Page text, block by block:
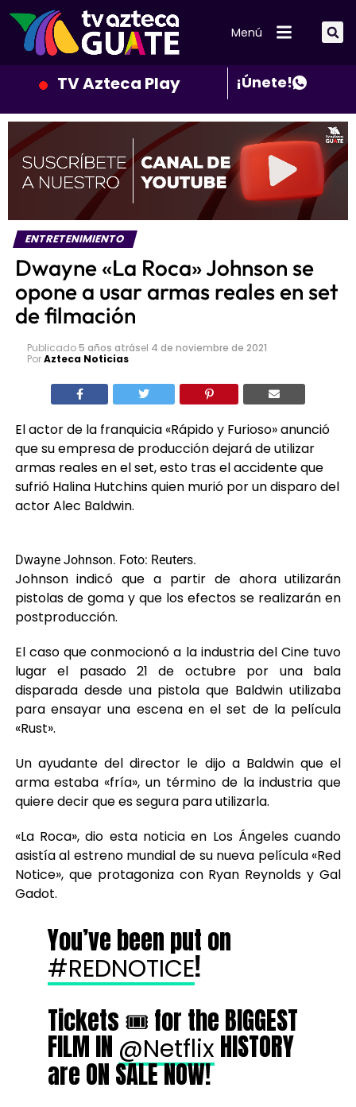
Menú
TV Azteca Play ¡Únete!
ENTRETENIMIENTO
Dwayne «La Roca» Johnson se
opone a usar armas reales en set
de filmación
Publicado5 años atrásel 4 de noviembre de 2021
PorAzteca Noticias
El actor de la franquicia «Rápido y Furioso» anunció
que su empresa de producción dejará de utilizar
armas reales en el set, esto tras el accidente que
sufrió Halina Hutchins quien murió por un disparo del
actor Alec Baldwin.
Dwayne Johnson. Foto: Reuters.
Johnson indicó que a partir de ahora utilizarán
pistolas de goma y que los efectos se realizarán en
postproducción.
El caso que conmocionó a la industria del Cine tuvo
lugar el pasado 21 de octubre por una bala
disparada desde una pistola que Baldwin utilizaba
para ensayar una escena en el set de la película
«Rust».
Un ayudante del director le dijo a Baldwin que el
arma estaba «fría», un término de la industria que
quiere decir que es segura para utilizarla.
«La Roca», dio esta noticia en Los Ángeles cuando
asistía al estreno mundial de su nueva película «Red
Notice», que protagoniza con Ryan Reynolds y Gal
Gadot.
You’ve been put on
#REDNOTICE!
Tickets 🎟 for the BIGGEST
FILM IN @Netflix HISTORY
are ON SALE NOW!